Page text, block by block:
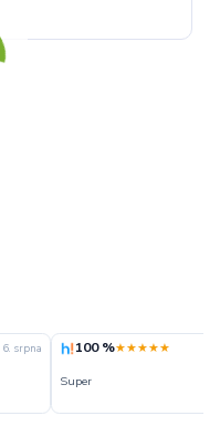
6. srpna 100 %★★★★★
Super